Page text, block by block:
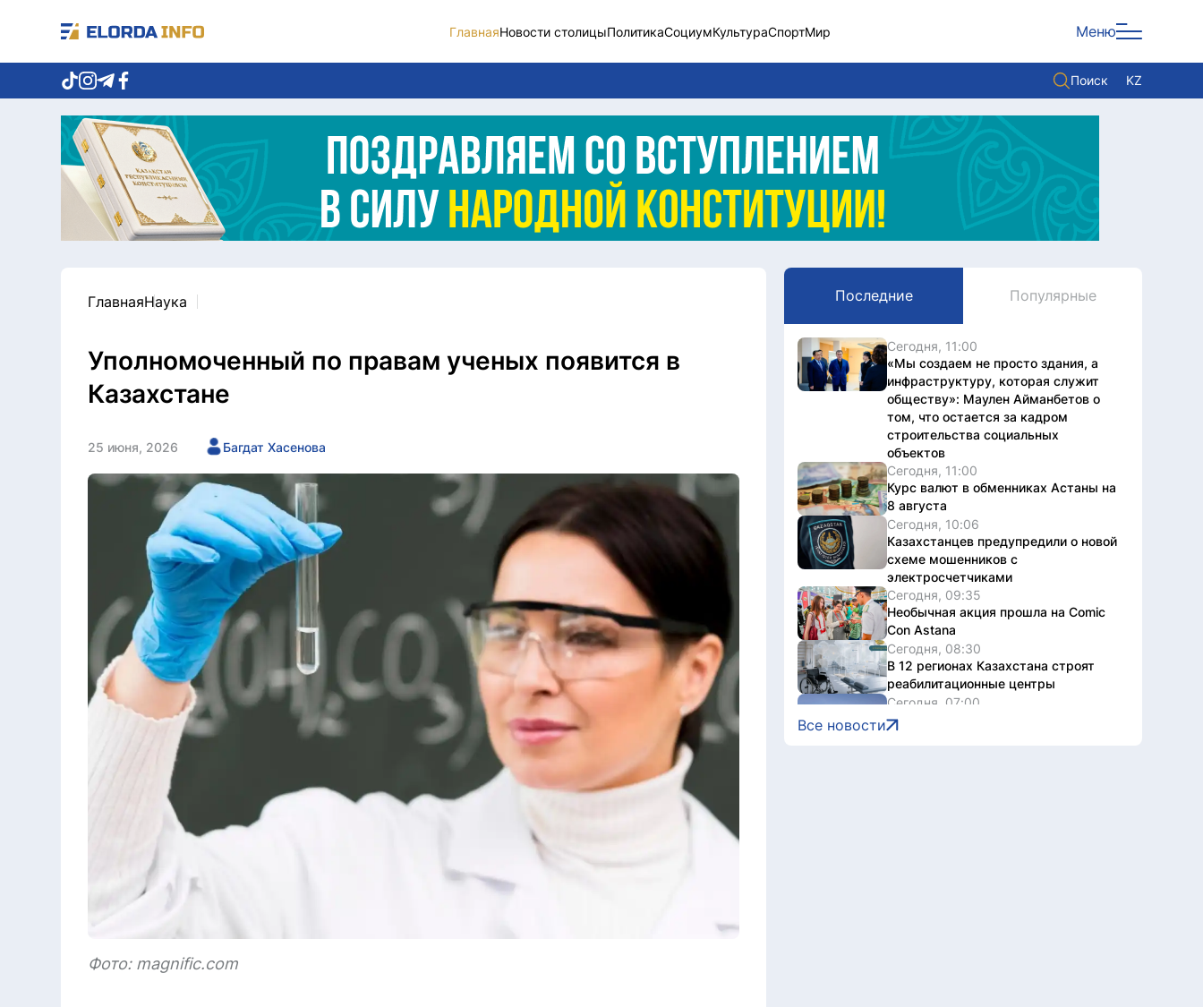
ГлавнаяНовости столицыПолитикаСоциумКультураСпортМир Меню
Поиск KZ
Новости столицы
Политика
Социум
Экономика
Спорт
Культура
Служба Комплаенс
Этический кодекс
Служу стране
ГлавнаяНаука
Уполномоченный по правам ученых появится в
Казахстане
25 июня, 2026 Багдат Хасенова
Фото: magnific.com
Последние Популярные
Сегодня, 11:00
«Мы создаем не просто здания, а
инфраструктуру, которая служит
обществу»: Маулен Айманбетов о
том, что остается за кадром
строительства социальных
объектов
Сегодня, 11:00
Курс валют в обменниках Астаны на
8 августа
Сегодня, 10:06
Казахстанцев предупредили о новой
схеме мошенников с
электросчетчиками
Сегодня, 09:35
Необычная акция прошла на Comic
Con Astana
Сегодня, 08:30
В 12 регионах Казахстана строят
реабилитационные центры
Сегодня, 07:00
Какой будет погода в Астане 8
Все новости